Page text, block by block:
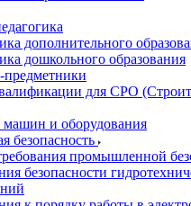
дополнительного
дошкольного образования
предметники
для СРО
машин и оборудования
безопасность
промышленной
безопасности